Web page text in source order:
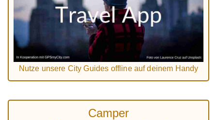
Nutze unsere City Guides offline auf deinem Handy
Camper